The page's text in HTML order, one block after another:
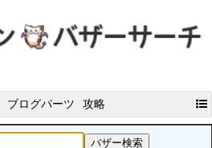
ブログパーツ 攻略